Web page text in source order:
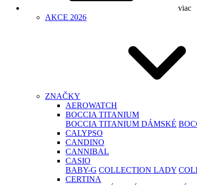
viac
AKCE 2026
ZNAČKY
AEROWATCH
BOCCIA TITANIUM
BOCCIA TITANIUM DÁMSKÉ
CALYPSO
CANDINO
CANNIBAL
CASIO
BABY-G COLLECTION LADY
CERTINA